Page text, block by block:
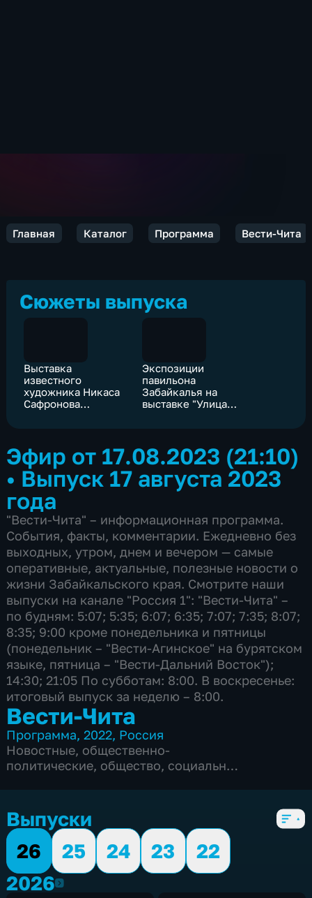
Главная Каталог Программа Вести-Чита
Сюжеты выпуска
Выставка
известного
художника Никаса
Сафронова
Экспозиции
павильона
Забайкалья на
выставке "Улица
богатствами недр
региона
Эфир от 17.08.2023 (21:10)
• Выпуск 17 августа 2023
года
"Вести-Чита" – информационная программа.
События, факты, комментарии. Ежедневно без
выходных, утром, днем и вечером — самые
оперативные, актуальные, полезные новости о
жизни Забайкальского края. Смотрите наши
выпуски на канале "Россия 1": "Вести-Чита" –
по будням: 5:07; 5:35; 6:07; 6:35; 7:07; 7:35; 8:07;
8:35; 9:00 кроме понедельника и пятницы
(понедельник – "Вести-Агинское" на бурятском
языке, пятница – "Вести-Дальний Восток");
14:30; 21:05 По субботам: 8:00. В воскресенье:
итоговый выпуск за неделю – 8:00.
Вести-Чита
Программа,2022, Россия
Новостные, общественно-
политические, общество, социально-
Выпуски
26
25 24 23
22
20262026